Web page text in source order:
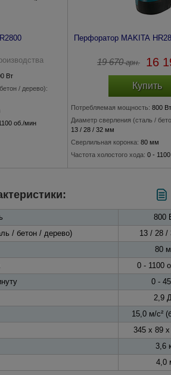
Вт
/ дерево):
об./мин
Перфоратор MAKITA
19 670грн. 16
Купить
Потребляемая мощность: 800 Вт
Диаметр сверления (сталь /
13 / 28 / 32 мм
Сверлильная коронка: 80 мм
Частота холостого хода: 0 -
Количество ударов в минуту: 0 -
800
/ бетон / дерево)
13 / 28 /
80
0 - 1100
0 -
2,9
15,0 м/с²
345 х 89
3,6
4,0